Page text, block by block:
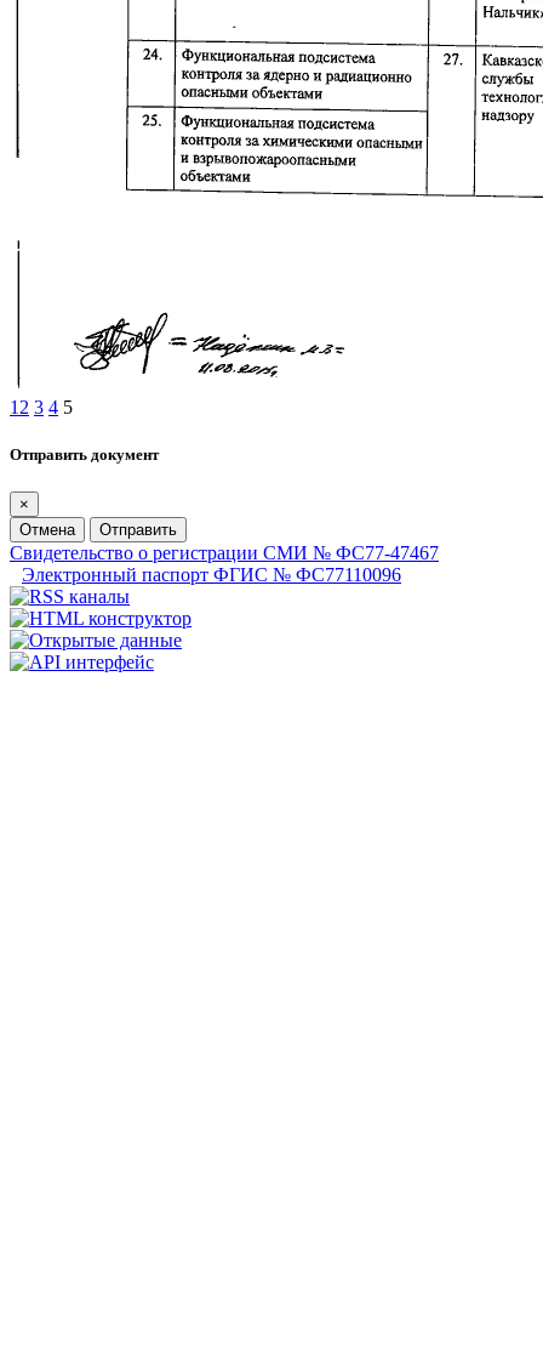
1 2 3 4 5
Отправить документ
×
Отмена
Отправить
Свидетельство о регистрации СМИ № ФС77-47467
Электронный паспорт ФГИС № ФС77110096